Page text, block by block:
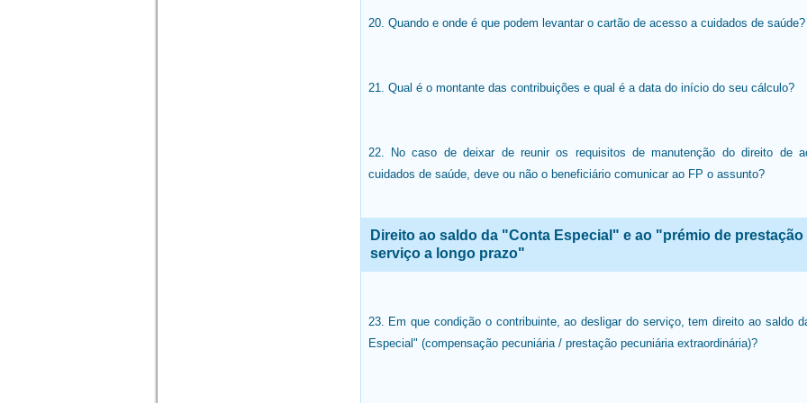
20. Quando e onde é que podem levantar o cartão de acesso a cuidados de saúde?
21. Qual é o montante das contribuições e qual é a data do início do seu cálculo?
22. No caso de deixar de reunir os requisitos de manutenção do direito de
cuidados de saúde, deve ou não o beneficiário comunicar ao FP o assunto?
Direito ao saldo da "Conta Especial" e ao "prémio de prestação
serviço a longo prazo"
23. Em que condição o contribuinte, ao desligar do serviço, tem direito ao saldo
Especial" (compensação pecuniária / prestação pecuniária extraordinária)?